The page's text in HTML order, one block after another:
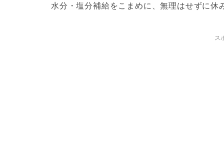
水分・塩分補給をこまめに、無理はせずに休
ス